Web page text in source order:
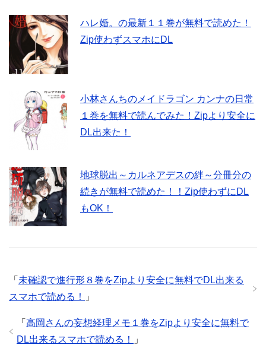
ハレ婚。の最新１１巻が無料で読めた！
Zip使わずスマホにDL
小林さんちのメイドラゴン カンナの日常
１巻を無料で読んでみた！Zipより安全に
DL出来た！
地球脱出～カルネアデスの絆～分冊分の
続きが無料で読めた！！Zip使わずにDL
もOK！
「 未確認で進行形８巻をZipより安全に無料でDL出来る
スマホで読める！
」
「 高岡さんの妄想経理メモ１巻をZipより安全に無料で
DL出来るスマホで読める！
」